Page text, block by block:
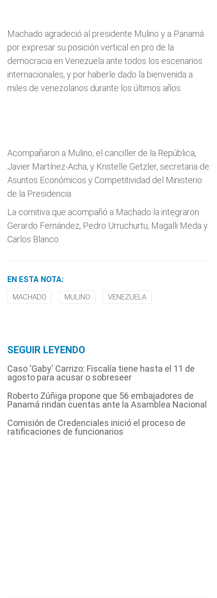
Machado agradeció al presidente Mulino y a Panamá
por expresar su posición vertical en pro de la
democracia en Venezuela ante todos los escenarios
internacionales, y por haberle dado la bienvenida a
miles de venezolanos durante los últimos años.
Acompañaron a Mulino, el canciller de la República,
Javier Martínez-Acha, y Kristelle Getzler, secretaria de
Asuntos Económicos y Competitividad del Ministerio
de la Presidencia.
La comitiva que acompañó a Machado la integraron
Gerardo Fernández, Pedro Urruchurtu, Magalli Meda y
Carlos Blanco.
EN ESTA NOTA:
MACHADO MULINO VENEZUELA
SEGUIR LEYENDO
Caso 'Gaby' Carrizo: Fiscalía tiene hasta el 11 de
agosto para acusar o sobreseer
Roberto Zúñiga propone que 56 embajadores de
Panamá rindan cuentas ante la Asamblea Nacional
Comisión de Credenciales inició el proceso de
ratificaciones de funcionarios